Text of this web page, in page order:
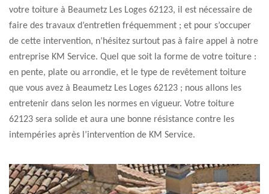
votre toiture à Beaumetz Les Loges 62123, il est nécessaire de
faire des travaux d’entretien fréquemment ; et pour s’occuper
de cette intervention, n’hésitez surtout pas à faire appel à notre
entreprise KM Service. Quel que soit la forme de votre toiture :
en pente, plate ou arrondie, et le type de revêtement toiture
que vous avez à Beaumetz Les Loges 62123 ; nous allons les
entretenir dans selon les normes en vigueur. Votre toiture
62123 sera solide et aura une bonne résistance contre les
intempéries après l’intervention de KM Service.